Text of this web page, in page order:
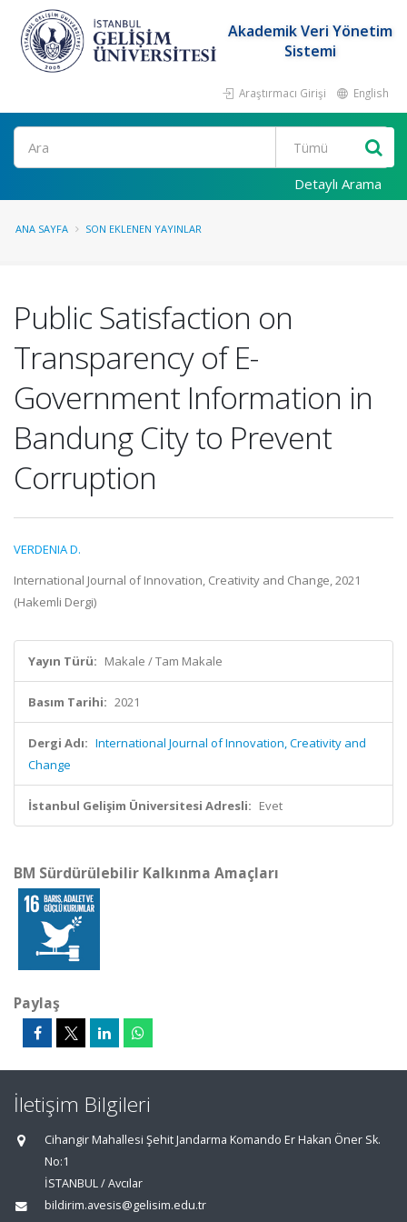
Akademik Veri Yönetim
Sistemi
Araştırmacı Girişi English
Ara
Detaylı Arama
ANA SAYFA SON EKLENEN YAYINLAR
Public Satisfaction on
Transparency of E-
Government Information in
Bandung City to Prevent
Corruption
VERDENIA D.
International Journal of Innovation, Creativity and Change, 2021
(Hakemli Dergi)
Yayın Türü: Makale / Tam Makale
Basım Tarihi: 2021
Dergi Adı: International Journal of Innovation, Creativity and
Change
İstanbul Gelişim Üniversitesi Adresli: Evet
BM Sürdürülebilir Kalkınma Amaçları
Paylaş
İletişim Bilgileri
Cihangir Mahallesi Şehit Jandarma Komando Er Hakan Öner Sk.
No:1
İSTANBUL / Avcılar
bildirim.avesis@gelisim.edu.tr